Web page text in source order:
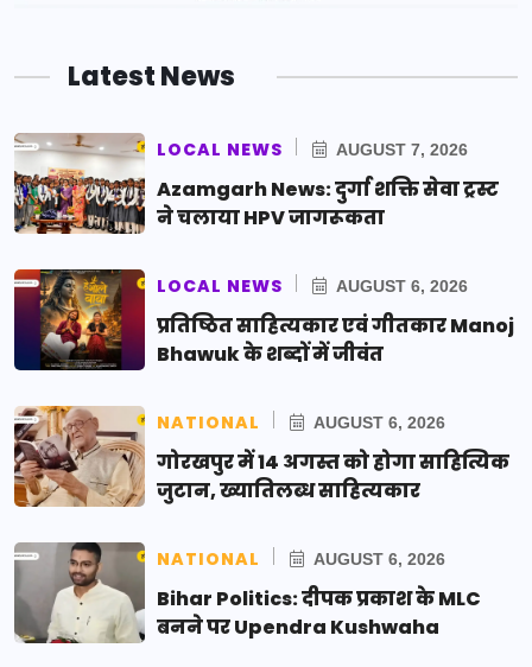
Latest News
LOCAL NEWS AUGUST 7, 2026
Azamgarh News: दुर्गा शक्ति सेवा ट्रस्ट
ने चलाया HPV जागरूकता
LOCAL NEWS AUGUST 6, 2026
प्रतिष्ठित साहित्यकार एवं गीतकार Manoj
Bhawuk के शब्दों में जीवंत
NATIONAL AUGUST 6, 2026
गोरखपुर में 14 अगस्त को होगा साहित्यिक
जुटान, ख्यातिलब्ध साहित्यकार
NATIONAL AUGUST 6, 2026
Bihar Politics: दीपक प्रकाश के MLC
बनने पर Upendra Kushwaha